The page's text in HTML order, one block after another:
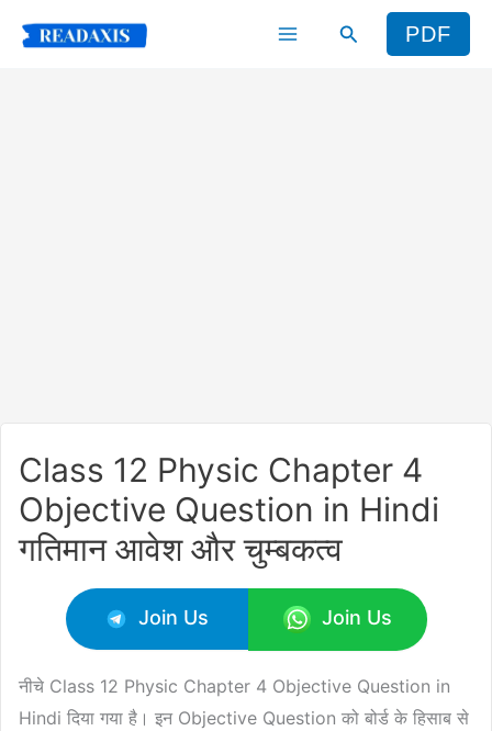
Search PDF
Class 12 Physic Chapter 4
Objective Question in Hindi
गतिमान आवेश और चुम्बकत्व
Join Us Join Us
नीचे Class 12 Physic Chapter 4 Objective Question in
Hindi दिया गया है। इन Objective Question को बोर्ड के हिसाब से